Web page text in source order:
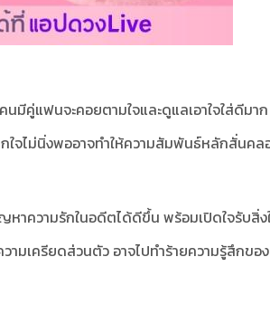
มีคู่แฟนจะคอยตามใจและดูแลเอาใจใส่ดีมาก
ใจไม่นิ่งพออาจทำให้ความสัมพันธ์หลักสั่นคล
หาความรักในอดีตได้ดีขึ้น พร้อมเปิดใจรับสิ่ง
ามเครียดส่วนตัว อาจไปทำร้ายความรู้สึกขอ